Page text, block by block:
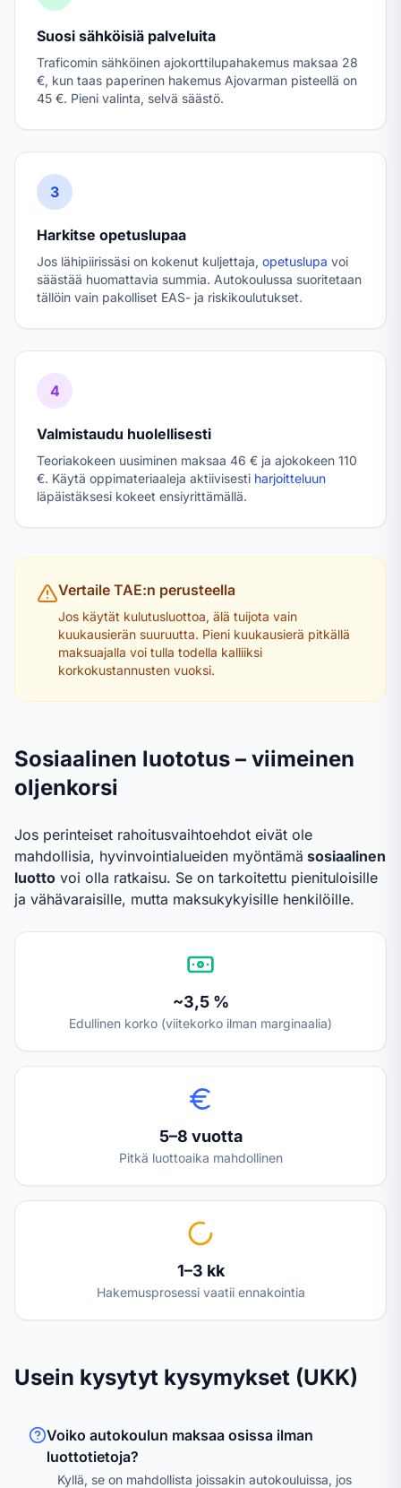
Suosi sähköisiä palveluita
Traficomin sähköinen ajokorttilupahakemus maksaa 28
€, kun taas paperinen hakemus Ajovarman pisteellä on
45 €. Pieni valinta, selvä säästö.
3
Harkitse opetuslupaa
Jos lähipiirissäsi on kokenut kuljettaja, opetuslupa voi
säästää huomattavia summia. Autokoulussa suoritetaan
tällöin vain pakolliset EAS- ja riskikoulutukset.
4
Valmistaudu huolellisesti
Teoriakokeen uusiminen maksaa 46 € ja ajokokeen 110
€. Käytä oppimateriaaleja aktiivisesti harjoitteluun
läpäistäksesi kokeet ensiyrittämällä.
Vertaile TAE:n perusteella
Jos käytät kulutusluottoa, älä tuijota vain
kuukausierän suuruutta. Pieni kuukausierä pitkällä
maksuajalla voi tulla todella kalliiksi
korkokustannusten vuoksi.
Sosiaalinen luototus – viimeinen
oljenkorsi
Jos perinteiset rahoitusvaihtoehdot eivät ole
mahdollisia, hyvinvointialueiden myöntämä sosiaalinen
luotto voi olla ratkaisu. Se on tarkoitettu pienituloisille
ja vähävaraisille, mutta maksukykyisille henkilöille.
~3,5 %
Edullinen korko (viitekorko ilman marginaalia)
5–8 vuotta
Pitkä luottoaika mahdollinen
1–3 kk
Hakemusprosessi vaatii ennakointia
Usein kysytyt kysymykset (UKK)
Voiko autokoulun maksaa osissa ilman
luottotietoja?
Kyllä, se on mahdollista joissakin autokouluissa, jos